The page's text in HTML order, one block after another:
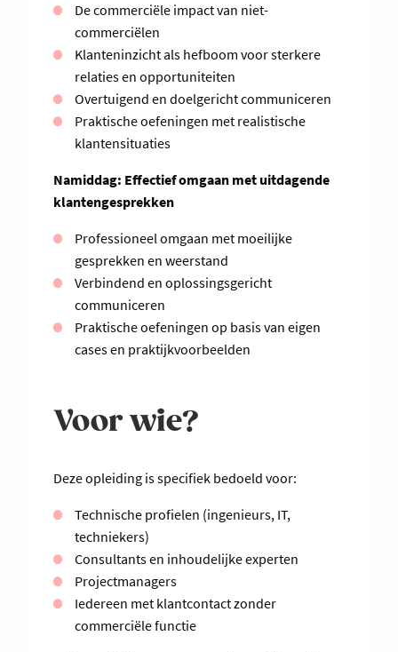
De commerciële impact van niet-
commerciëlen
Klanteninzicht als hefboom voor sterkere
relaties en opportuniteiten
Overtuigend en doelgericht communiceren
Praktische oefeningen met realistische
klantensituaties
Namiddag: Effectief omgaan met uitdagende
klantengesprekken
Professioneel omgaan met moeilijke
gesprekken en weerstand
Verbindend en oplossingsgericht
communiceren
Praktische oefeningen op basis van eigen
cases en praktijkvoorbeelden
Voor wie?
Deze opleiding is specifiek bedoeld voor:
Technische profielen (ingenieurs, IT,
techniekers)
Consultants en inhoudelijke experten
Projectmanagers
Iedereen met klantcontact zonder
commerciële functie